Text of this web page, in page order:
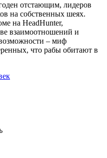
отстающим, лидеров
на собственных шеях.
на HeadHunter,
взаимоотношений и
– миф
что рабы обитают в